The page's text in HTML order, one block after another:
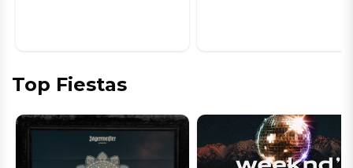
Top Fiestas